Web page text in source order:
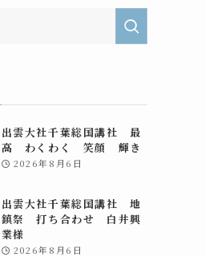
出雲大社千葉総国講社 最
高 わくわく 笑顔 輝き
2026年8月6日
出雲大社千葉総国講社 地
鎮祭 打ち合わせ 白井興
業様
2026年8月6日